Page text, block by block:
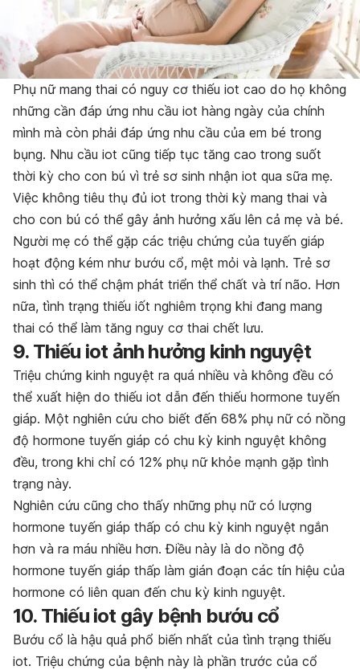
Phụ nữ mang thai có nguy cơ thiếu iot cao do họ không
những cần đáp ứng nhu cầu iot hàng ngày của chính
mình mà còn phải đáp ứng nhu cầu của em bé trong
bụng. Nhu cầu iot cũng tiếp tục tăng cao trong suốt
thời kỳ cho con bú vì trẻ sơ sinh nhận iot qua sữa mẹ.
Việc không tiêu thụ đủ iot trong thời kỳ mang thai và
cho con bú có thể gây ảnh hưởng xấu lên cả mẹ và bé.
Người mẹ có thể gặp các triệu chứng của tuyến giáp
hoạt động kém như bướu cổ, mệt mỏi và lạnh. Trẻ sơ
sinh thì có thể chậm phát triển thể chất và trí não. Hơn
nữa, tình trạng thiếu iốt nghiêm trọng khi đang mang
thai có thể làm tăng nguy cơ thai chết lưu.
9. Thiếu iot ảnh hưởng kinh nguyệt
Triệu chứng kinh nguyệt ra quá nhiều và không đều có
thể xuất hiện do thiếu iot dẫn đến thiếu hormone tuyến
giáp. Một nghiên cứu cho biết đến 68% phụ nữ có nồng
độ hormone tuyến giáp có chu kỳ kinh nguyệt không
đều, trong khi chỉ có 12% phụ nữ khỏe mạnh gặp tình
trạng này.
Nghiên cứu cũng cho thấy những phụ nữ có lượng
hormone tuyến giáp thấp có chu kỳ kinh nguyệt ngắn
hơn và ra máu nhiều hơn. Điều này là do nồng độ
hormone tuyến giáp thấp làm gián đoạn các tín hiệu của
hormone có liên quan đến chu kỳ kinh nguyệt.
10. Thiếu iot gây bệnh bướu cổ
Bướu cổ là hậu quả phổ biến nhất của tình trạng thiếu
iot. Triệu chứng của bệnh này là phần trước của cổ